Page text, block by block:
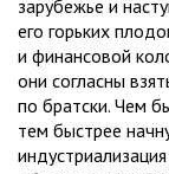
зарубежье и
его горьких
и финансовой
они согласны
по братски. Чем
тем быстрее